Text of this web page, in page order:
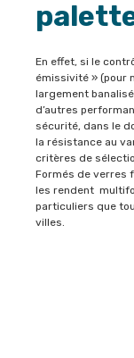
En effet, si le
émissivité » (pour
largement
d’autres
sécurité, dans le
la résistance au
critères de
Formés de verres
les rendent
particuliers que
villes.